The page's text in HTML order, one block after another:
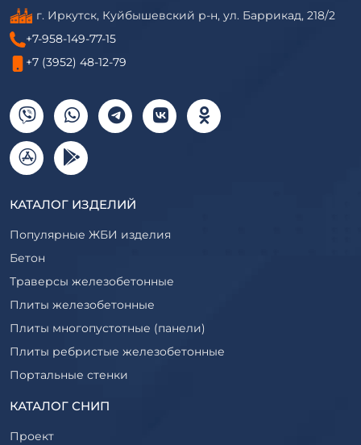
г. Иркутск, Куйбышевский р-н, ул. Баррикад, 218/2
+7-958-149-77-15
+7 (3952) 48-12-79
КАТАЛОГ ИЗДЕЛИЙ
Популярные ЖБИ изделия
Бетон
Траверсы железобетонные
Плиты железобетонные
Плиты многопустотные (панели)
Плиты ребристые железобетонные
Портальные стенки
Прогоны железобетонные
КАТАЛОГ СНИП
Проект